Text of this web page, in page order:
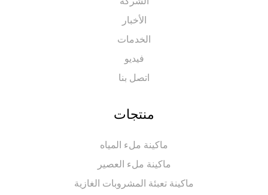
الخدمات
اتصل بنا
منتجات
ماكينة ملء المياه
ماكينة ملء العصير
ماكينة تعبئة المشروبات الغازية